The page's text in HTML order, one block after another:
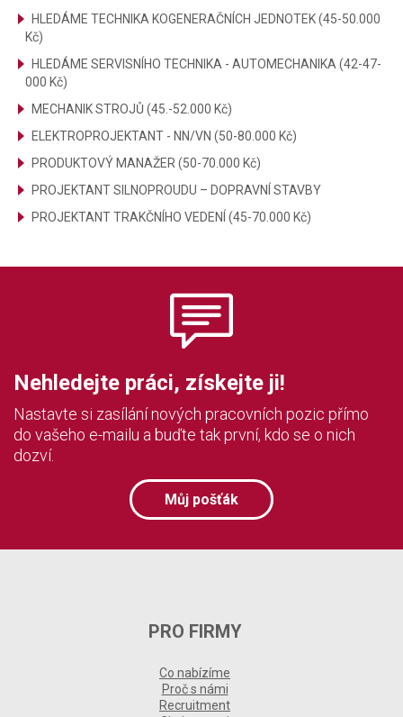
HLEDÁME TECHNIKA KOGENERAČNÍCH JEDNOTEK (45-50.000
Kč)
HLEDÁME SERVISNÍHO TECHNIKA - AUTOMECHANIKA (42-47-
000 Kč)
MECHANIK STROJŮ (45.-52.000 Kč)
ELEKTROPROJEKTANT - NN/VN (50-80.000 Kč)
PRODUKTOVÝ MANAŽER (50-70.000 Kč)
PROJEKTANT SILNOPROUDU – DOPRAVNÍ STAVBY
PROJEKTANT TRAKČNÍHO VEDENÍ (45-70.000 Kč)
Nehledejte práci, získejte ji!
Nastavte si zasílání nových pracovních pozic přímo
do vašeho e-mailu a buďte tak první, kdo se o nich
dozví.
Můj pošťák
PRO FIRMY
Co nabízíme
Proč s námi
Recruitment